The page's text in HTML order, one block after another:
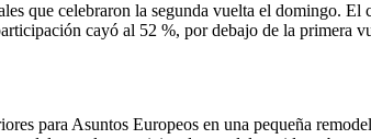
que celebraron la segunda vuelta el domingo.
cayó al 52 %, por debajo de la primera
para Asuntos Europeos en una pequeña